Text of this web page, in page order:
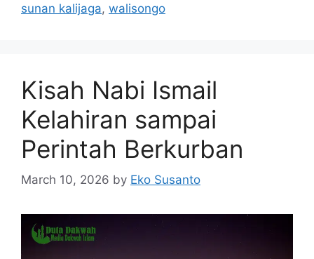
sunan kalijaga, walisongo
Kisah Nabi Ismail
Kelahiran sampai
Perintah Berkurban
March 10, 2026 by Eko Susanto